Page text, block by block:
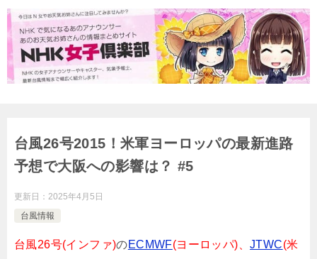
台風26号2015！米軍ヨーロッパの最新進路
予想で大阪への影響は？ #5
更新日： 2025年4月5日
台風情報
台風26号(インファ)のECMWF(ヨーロッパ)、JTWC(米